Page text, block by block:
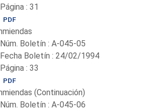
: 31
PDF
Boletín : A-045-05
Boletín : 24/02/1994
: 33
PDF
(Continuación)
Boletín : A-045-06